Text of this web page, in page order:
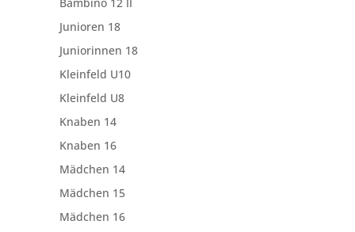
Junioren 18
Juniorinnen 18
Kleinfeld U10
Kleinfeld U8
Knaben 14
Knaben 16
Mädchen 14
Mädchen 15
Mädchen 16